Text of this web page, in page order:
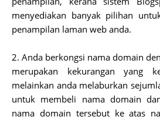
menyediakan banyak pilihan
penampilan laman web anda.
2. Anda berkongsi nama domain
merupakan kekurangan yang
melainkan anda melaburkan
untuk membeli nama domain
nama domain tersebut ke atas